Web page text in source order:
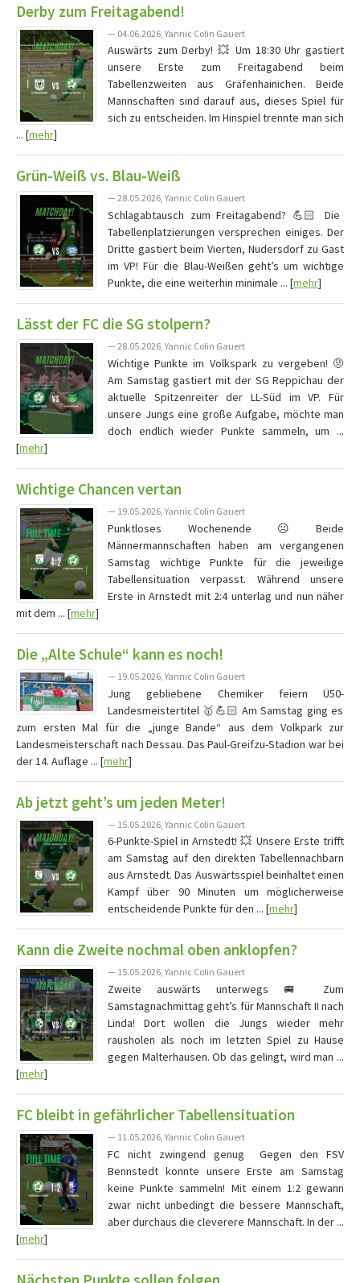
Derby zum Freitagabend!
— 04.06.2026, Yannic Colin Gauert
Auswärts zum Derby! 💥 Um 18:30 Uhr gastiert
unsere Erste zum Freitagabend beim
Tabellenzweiten aus Gräfenhainichen. Beide
Mannschaften sind darauf aus, dieses Spiel für
sich zu entscheiden. Im Hinspiel trennte man sich
... [mehr]
Grün-Weiß vs. Blau-Weiß
— 28.05.2026, Yannic Colin Gauert
Schlagabtausch zum Freitagabend? 💪🏻 Die
Tabellenplatzierungen versprechen einiges. Der
Dritte gastiert beim Vierten, Nudersdorf zu Gast
im VP! Für die Blau-Weißen geht’s um wichtige
Punkte, die eine weiterhin minimale ... [mehr]
Lässt der FC die SG stolpern?
— 28.05.2026, Yannic Colin Gauert
Wichtige Punkte im Volkspark zu vergeben! 🤨
Am Samstag gastiert mit der SG Reppichau der
aktuelle Spitzenreiter der LL-Süd im VP. Für
unsere Jungs eine große Aufgabe, möchte man
doch endlich wieder Punkte sammeln, um ...
[mehr]
Wichtige Chancen vertan
— 19.05.2026, Yannic Colin Gauert
Punktloses Wochenende ☹️ Beide
Männermannschaften haben am vergangenen
Samstag wichtige Punkte für die jeweilige
Tabellensituation verpasst. Während unsere
Erste in Arnstedt mit 2:4 unterlag und nun näher
mit dem ... [mehr]
Die „Alte Schule“ kann es noch!
— 19.05.2026, Yannic Colin Gauert
Jung gebliebene Chemiker feiern Ü50-
Landesmeistertitel 🥇💪🏻 Am Samstag ging es
zum ersten Mal für die „junge Bande“ aus dem Volkpark zur
Landesmeisterschaft nach Dessau. Das Paul-Greifzu-Stadion war bei
der 14. Auflage ... [mehr]
Ab jetzt geht’s um jeden Meter!
— 15.05.2026, Yannic Colin Gauert
6-Punkte-Spiel in Arnstedt! 💥 Unsere Erste trifft
am Samstag auf den direkten Tabellennachbarn
aus Arnstedt. Das Auswärtsspiel beinhaltet einen
Kampf über 90 Minuten um möglicherweise
entscheidende Punkte für den ... [mehr]
Kann die Zweite nochmal oben anklopfen?
— 15.05.2026, Yannic Colin Gauert
Zweite auswärts unterwegs 🚐 Zum
Samstagnachmittag geht’s für Mannschaft II nach
Linda! Dort wollen die Jungs wieder mehr
rausholen als noch im letzten Spiel zu Hause
gegen Malterhausen. Ob das gelingt, wird man ...
[mehr]
FC bleibt in gefährlicher Tabellensituation
— 11.05.2026, Yannic Colin Gauert
FC nicht zwingend genug Gegen den FSV
Bennstedt konnte unsere Erste am Samstag
keine Punkte sammeln! Mit einem 1:2 gewann
zwar nicht unbedingt die bessere Mannschaft,
aber durchaus die cleverere Mannschaft. In der ...
[mehr]